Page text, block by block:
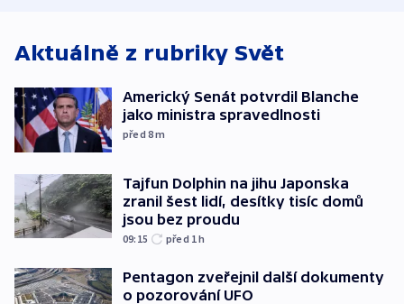
Aktuálně z rubriky Svět
Americký Senát potvrdil Blanche
jako ministra spravedlnosti
před 8m
Tajfun Dolphin na jihu Japonska
zranil šest lidí, desítky tisíc domů
jsou bez proudu
09:15 před 1h
Pentagon zveřejnil další dokumenty
o pozorování UFO